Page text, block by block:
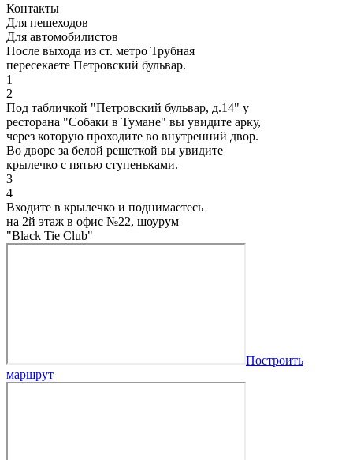
Контакты
Для пешеходов
Для автомобилистов
После выхода из ст. метро Трубная
пересекаете Петровский бульвар.
1
2
Под табличкой "Петровский бульвар, д.14" у
ресторана "Собаки в Тумане" вы увидите арку,
через которую проходите во внутренний двор.
Во дворе за белой решеткой вы увидите
крылечко с пятью ступеньками.
3
4
Входите в крылечко и поднимаетесь
на 2й этаж в офис №22, шоурум
"Black Tie Club"
Построить
маршрут